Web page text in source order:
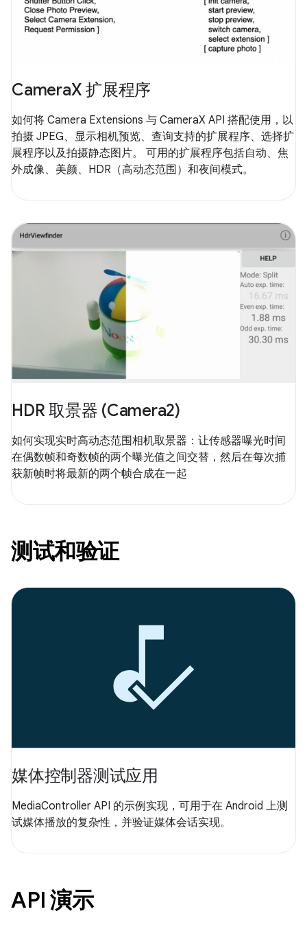
CameraX 扩展程序
如何将 Camera Extensions 与 CameraX API 搭配使用，以
拍摄 JPEG、显示相机预览、查询支持的扩展程序、选择扩
展程序以及拍摄静态图片。 可用的扩展程序包括自动、焦
外成像、美颜、HDR（高动态范围）和夜间模式。
HDR 取景器 (Camera2)
如何实现实时高动态范围相机取景器：让传感器曝光时间
在偶数帧和奇数帧的两个曝光值之间交替，然后在每次捕
获新帧时将最新的两个帧合成在一起
测试和验证
媒体控制器测试应用
MediaController API 的示例实现，可用于在 Android 上测
试媒体播放的复杂性，并验证媒体会话实现。
API 演示